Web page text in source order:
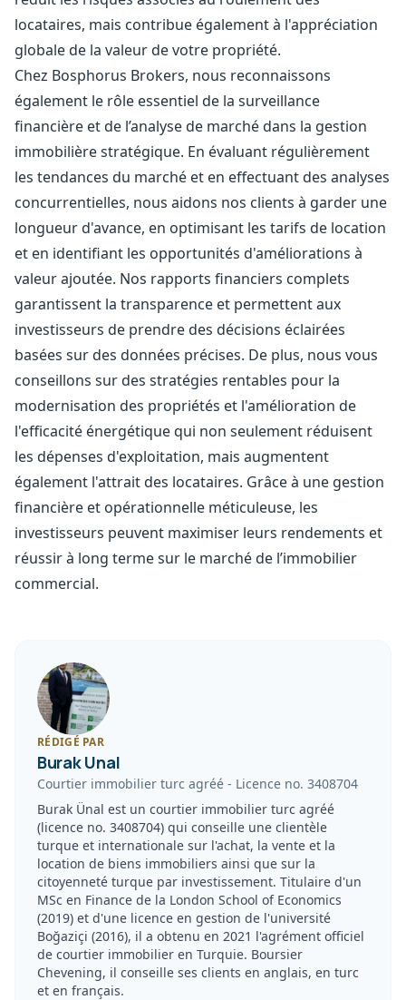
locataires, mais contribue également à l'appréciation
globale de la valeur de votre propriété.
Chez Bosphorus Brokers, nous reconnaissons
également le rôle essentiel de la surveillance
financière et de l’analyse de marché dans la gestion
immobilière stratégique. En évaluant régulièrement
les tendances du marché et en effectuant des analyses
concurrentielles, nous aidons nos clients à garder une
longueur d'avance, en optimisant les tarifs de location
et en identifiant les opportunités d'améliorations à
valeur ajoutée. Nos rapports financiers complets
garantissent la transparence et permettent aux
investisseurs de prendre des décisions éclairées
basées sur des données précises. De plus, nous vous
conseillons sur des stratégies rentables pour la
modernisation des propriétés et l'amélioration de
l'efficacité énergétique qui non seulement réduisent
les dépenses d'exploitation, mais augmentent
également l'attrait des locataires. Grâce à une gestion
financière et opérationnelle méticuleuse, les
investisseurs peuvent maximiser leurs rendements et
réussir à long terme sur le marché de l’immobilier
commercial.
RÉDIGÉ PAR
Burak Unal
Courtier immobilier turc agréé - Licence no. 3408704
Burak Ünal est un courtier immobilier turc agréé
(licence no. 3408704) qui conseille une clientèle
turque et internationale sur l'achat, la vente et la
location de biens immobiliers ainsi que sur la
citoyenneté turque par investissement. Titulaire d'un
MSc en Finance de la London School of Economics
(2019) et d'une licence en gestion de l'université
Boğaziçi (2016), il a obtenu en 2021 l'agrément officiel
de courtier immobilier en Turquie. Boursier
Chevening, il conseille ses clients en anglais, en turc
et en français.